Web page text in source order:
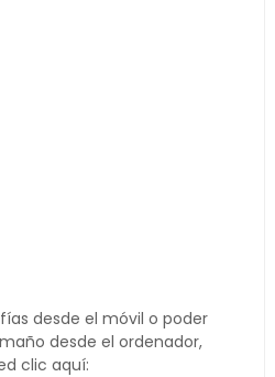
desde el móvil o poder
desde el ordenador,
clic aquí: